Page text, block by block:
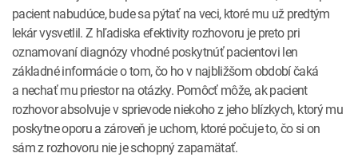
pacient nabudúce, bude sa pýtať na veci, ktoré mu už predtým
lekár vysvetlil. Z hľadiska efektivity rozhovoru je preto pri
oznamovaní diagnózy vhodné poskytnúť pacientovi len
základné informácie o tom, čo ho v najbližšom období čaká
a nechať mu priestor na otázky. Pomôcť môže, ak pacient
rozhovor absolvuje v sprievode niekoho z jeho blízkych, ktorý mu
poskytne oporu a zároveň je uchom, ktoré počuje to, čo si on
sám z rozhovoru nie je schopný zapamätať.